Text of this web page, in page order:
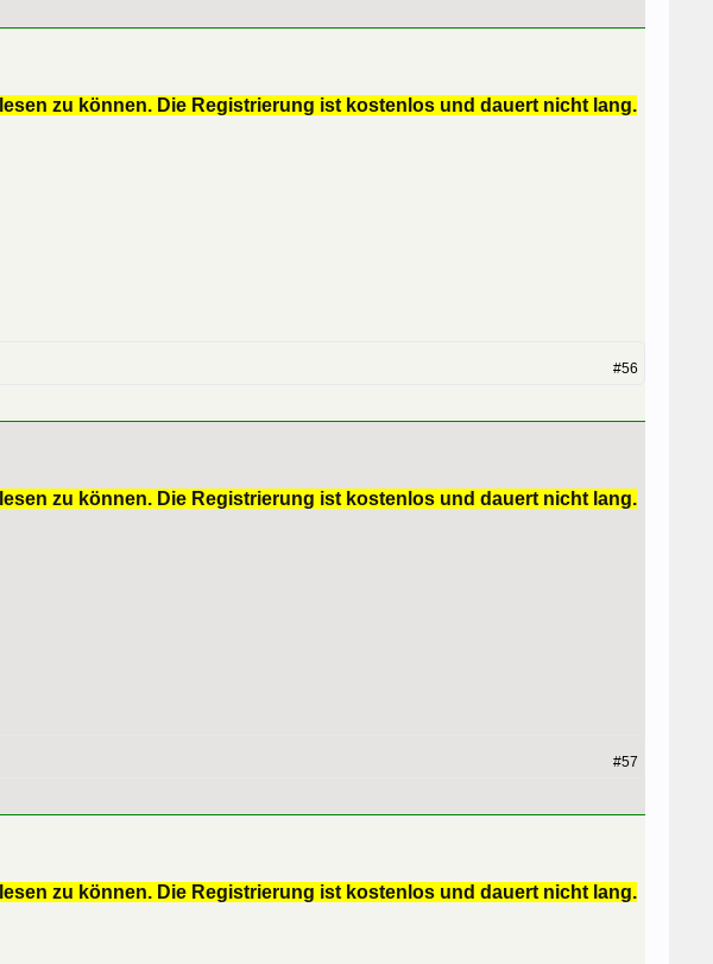
zu können. Die Registrierung ist kostenlos und dauert nicht lang.
#56
zu können. Die Registrierung ist kostenlos und dauert nicht lang.
#57
zu können. Die Registrierung ist kostenlos und dauert nicht lang.